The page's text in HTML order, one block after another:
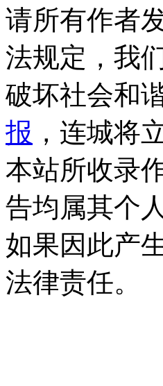
请所有作者
法规定，我
破坏社会和
报 ，连城将
本站所收录
告均属其个
如果因此产
法律责任。